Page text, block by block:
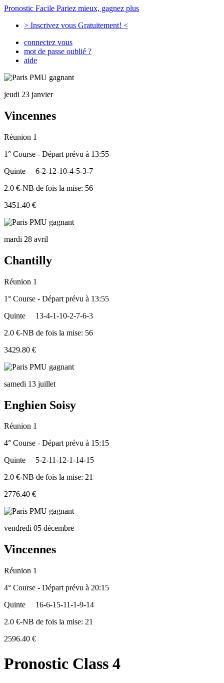
Pronostic Facile Pariez mieux, gagnez plus
> Inscrivez vous Gratuitement! <
connectez vous
mot de passe oublié ?
aide
jeudi 23 janvier
Vincennes
Réunion 1
1° Course - Départ prévu à 13:55
Quinte
6-2-12-10-4-5-3-7
2.0 €-NB de fois la mise: 56
3451.40 €
mardi 28 avril
Chantilly
Réunion 1
1° Course - Départ prévu à 13:55
Quinte
13-4-1-10-2-7-6-3
2.0 €-NB de fois la mise: 56
3429.80 €
samedi 13 juillet
Enghien Soisy
Réunion 1
4° Course - Départ prévu à 15:15
Quinte
5-2-11-12-1-14-15
2.0 €-NB de fois la mise: 21
2776.40 €
vendredi 05 décembre
Vincennes
Réunion 1
4° Course - Départ prévu à 20:15
Quinte
16-6-15-11-1-9-14
2.0 €-NB de fois la mise: 21
2596.40 €
Pronostic Class 4